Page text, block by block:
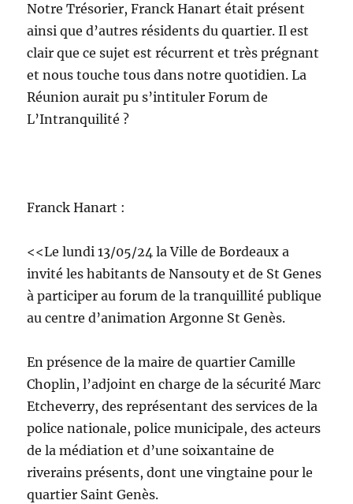
Notre Trésorier, Franck Hanart était présent
ainsi que d’autres résidents du quartier. Il est
clair que ce sujet est récurrent et très prégnant
et nous touche tous dans notre quotidien. La
Réunion aurait pu s’intituler Forum de
L’Intranquilité ?
Franck Hanart :
<<Le lundi 13/05/24 la Ville de Bordeaux a
invité les habitants de Nansouty et de St Genes
à participer au forum de la tranquillité publique
au centre d’animation Argonne St Genès.
En présence de la maire de quartier Camille
Choplin, l’adjoint en charge de la sécurité Marc
Etcheverry, des représentant des services de la
police nationale, police municipale, des acteurs
de la médiation et d’une soixantaine de
riverains présents, dont une vingtaine pour le
quartier Saint Genès.